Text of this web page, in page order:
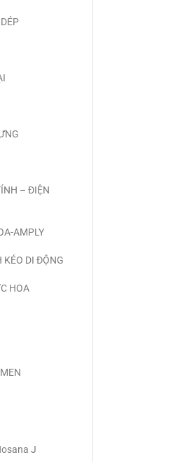
– ĐIỆN
AMPLY
KÉO DI ĐỘNG
HOA
J